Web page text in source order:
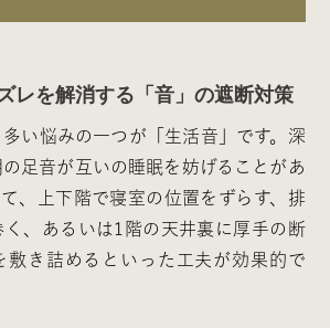
レを解消する「音」の遮断対策
い悩みの一つが「生活音」です。深
足音が互いの睡眠を妨げることがあ
、上下階で寝室の位置をずらす、排
、あるいは1階の天井裏に厚手の断
敷き詰めるといった工夫が効果的で